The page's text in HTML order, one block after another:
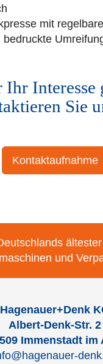
mit
bedruckte
Interesse
Sie
Kontaktaufnahme
und
Hagenauer+Denk
Albert-Denk-Str. 2
Immenstadt im